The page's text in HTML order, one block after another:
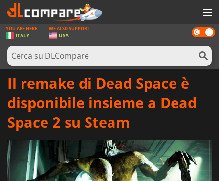
GIOCHI
PREPAGATE
SOFTWARE
HARDWARE
NOTIZIE
ACCEDI O REGISTRATI
Dark
mode
YOU ARE HERE
ITALY
WE ALSO SUPPORT
USA
Il remake di Dead Space è
disponibile insieme a Dead
Space 2 su Steam